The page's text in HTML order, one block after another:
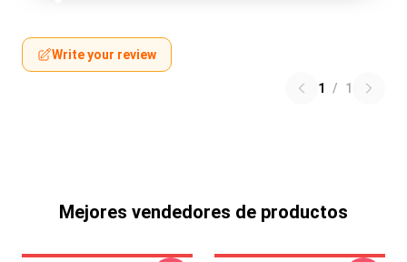
Write your review
1 / 1
Mejores vendedores de productos